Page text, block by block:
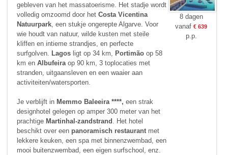
gebleven van het massatoerisme. Het stadje wordt
vol­ledig omzoomd door hetCosta Vicentina
Natuurpark, een stukje on­gerepte Algarve. Voor
wie houdt van natuur, wilde kusten met steile
kliffen en intieme strandjes, en perfecte
surfgolven. Lagos ligt op 34 km, Portimãoop 58
km enAlbufeiraop 90 km, 3 toplocaties met
stranden, uitgaansleven en een waaier aan
activiteiten/watersporten.
Je verblijft in Memmo Baleeira ****, een strak
designhotel gelegen op amper 300 meter van het
prachtige Martinhal-zandstrand . Het hotel
beschikt over een panoramisch restaurant met
lekkere keuken, een spa met binnenzwembad, een
mooi buitenzwembad, een eigen surfschool, enz.
8 dagen
vanaf€ 639
p.p.